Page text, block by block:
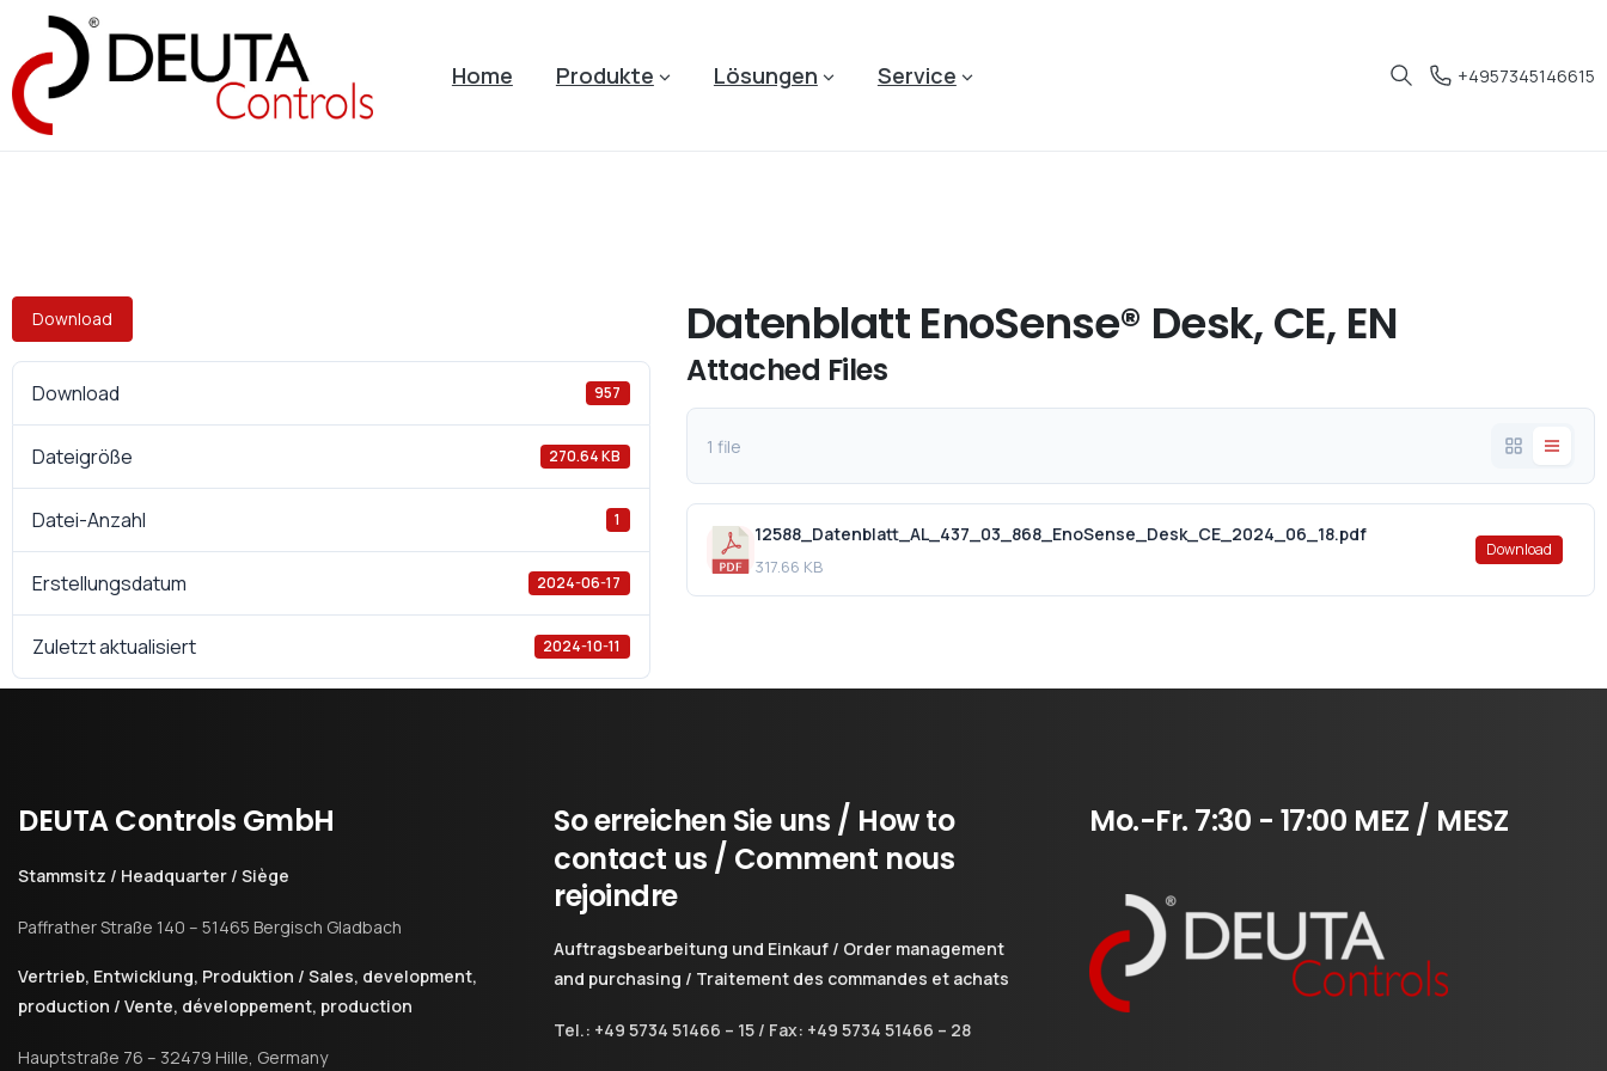
Home Produkte Lösungen Service +4957345146615
Download
Download 957
Dateigröße 270.64 KB
Datei-Anzahl 1
Erstellungsdatum 2024-06-17
Zuletzt aktualisiert 2024-10-11
Datenblatt EnoSense® Desk, CE, EN
Attached Files
1 file
12588_Datenblatt_AL_437_03_868_EnoSense_Desk_CE_2024_06_18.pdf
317.66 KB
Download
DEUTAControls GmbH
Stammsitz / Headquarter / Siège
Paffrather Straße 140 – 51465 Bergisch Gladbach
Vertrieb, Entwicklung, Produktion / Sales, development,
production / Vente, développement, production
Hauptstraße 76 – 32479 Hille, Germany
Soerreichen Sie uns / Howto
contact us / Comment nous
rejoindre
Auftragsbearbeitung und Einkauf / Order management
and purchasing / Traitement des commandes et achats
Tel.: +49 5734 51466 – 15 / Fax: +49 5734 51466 – 28
Mo.-Fr. 7:30 - 17:00 MEZ / MESZ